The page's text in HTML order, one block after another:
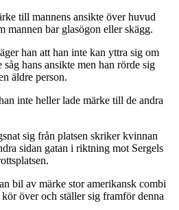
till mannens ansikte över huvud
mannen bar glasögon eller skägg.
han att han inte kan yttra sig om
hans ansikte men han rörde sig
äldre person.
inte heller lade märke till de andra
sig från platsen skriker kvinnan
sidan gatan i riktning mot Sergels
bil av märke stor amerikansk combi
kör över och ställer sig framför denna